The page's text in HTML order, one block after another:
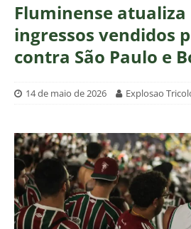
Fluminense
ingressos vendidos
contra São Paulo e
14 de maio de 2026 Explosao